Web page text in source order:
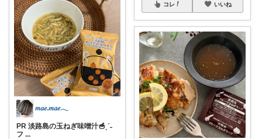
𝑚𝑎𝑒.𝑚𝑎𝑒𓂃
PR 淡路島の玉ねぎ味噌汁🥣ˎˊ˗
フ ...
コレ いいね